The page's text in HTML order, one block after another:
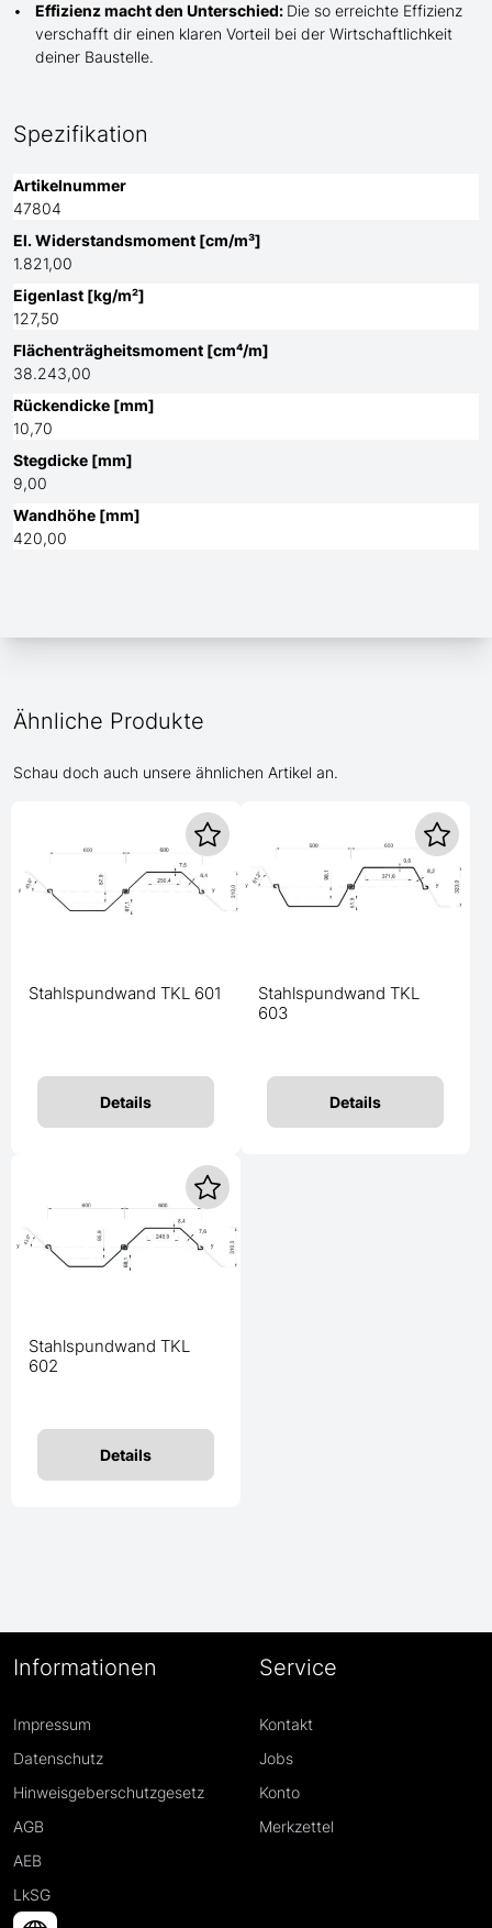
Effizienz macht den Unterschied: Die so erreichte Effizienz
verschafft dir einen klaren Vorteil bei der Wirtschaftlichkeit
deiner Baustelle.
Spezifikation
Artikelnummer
47804
El. Widerstandsmoment [cm/m³]
1.821,00
Eigenlast [kg/m²]
127,50
Flächenträgheitsmoment [cm⁴/m]
38.243,00
Rückendicke [mm]
10,70
Stegdicke [mm]
9,00
Wandhöhe [mm]
420,00
Ähnliche Produkte
Schau doch auch unsere ähnlichen Artikel an.
Stahlspundwand TKL 601
Details
Stahlspundwand TKL
603
Details
Stahlspundwand TKL
602
Details
Informationen
Impressum
Datenschutz
Hinweisgeberschutzgesetz
AGB
AEB
LkSG
Service
Kontakt
Jobs
Konto
Merkzettel